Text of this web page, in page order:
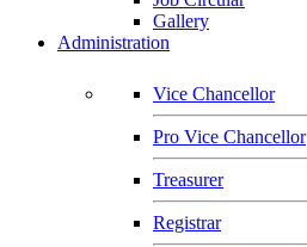
Gallery
Administration
Vice Chancellor
Pro Vice Chancellor
Treasurer
Registrar